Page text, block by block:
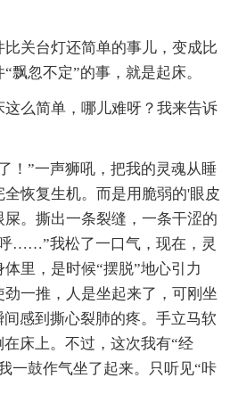
关台灯还简单的事儿，变成比
飘忽不定”的事，就是起床。
么简单，哪儿难呀？我来告诉
！”一声狮吼，把我的灵魂从睡
恢复生机。而是用脆弱的'眼皮
。撕出一条裂缝，一条干涩的
……”我松了一口气，现在，灵
里，是时候“摆脱”地心引力
一推，人是坐起来了，可刚坐
感到撕心裂肺的疼。手立马软
床上。不过，这次我有“经
一鼓作气坐了起来。只听见“咔